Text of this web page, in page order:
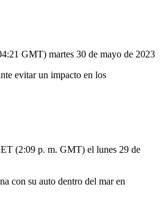
GMT) martes 30 de mayo de 2023
(2:09 p. m. GMT) el lunes 29 de